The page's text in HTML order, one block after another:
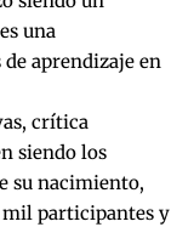
una
aprendizaje en
crítica
siendo los
su nacimiento,
mil participantes y